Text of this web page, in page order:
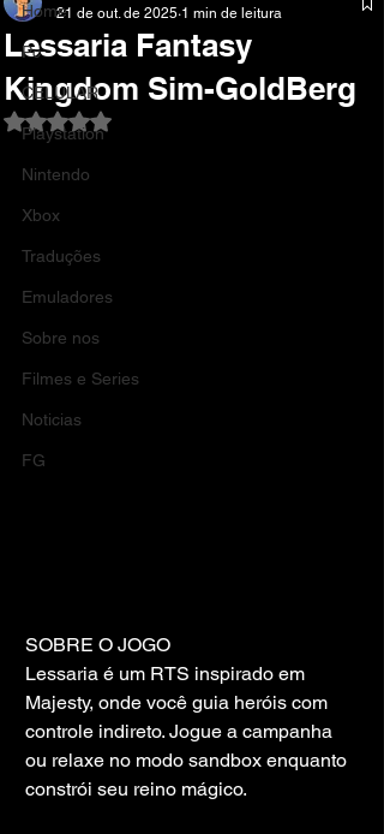
Home
Pc
CELULAR
Playstation
Nintendo
Xbox
Traduções
Emuladores
Sobre nos
Filmes e Series
Noticias
FG
Lessaria Fantasy
Kingdom Sim-GoldBerg
21 de out. de 2025 1 min de leitura
Avaliado com NaN de 5 estrelas.
SOBRE O JOGO
Lessaria é um RTS inspirado em
Majesty, onde você guia heróis com
controle indireto. Jogue a campanha
ou relaxe no modo sandbox enquanto
constrói seu reino mágico.